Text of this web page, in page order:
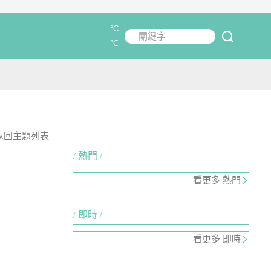
關鍵字
°C
°C
回主題列表
熱門
看更多 熱門
即時
看更多 即時